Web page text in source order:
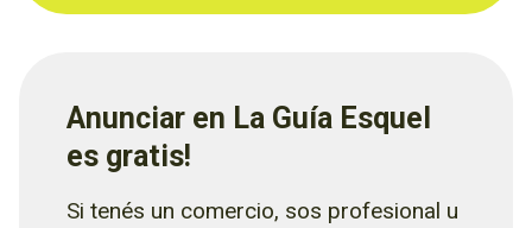
Anunciar en La Guía Esquel
es gratis!
Si tenés un comercio, sos profesional u